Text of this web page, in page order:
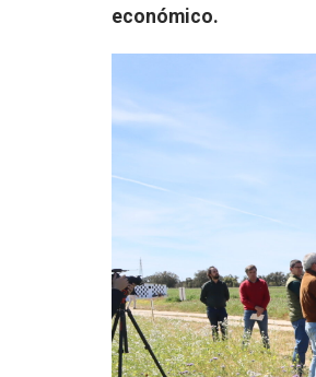
económico.